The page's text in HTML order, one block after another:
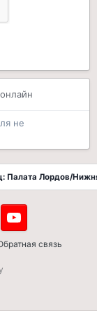
не
Палата Лордов/
связь
Youtube